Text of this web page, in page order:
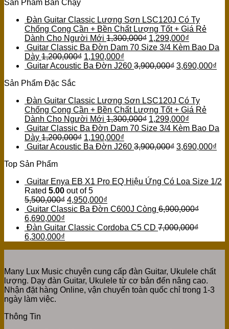
Sản Phẩm Bán Chạy
Đàn Guitar Classic Lương Sơn LSC120J Có Ty
Chống Cong Cần + Bền Chất Lượng Tốt + Giá Rẻ
Dành Cho Người Mới 1,300,000₫ 1,299,000₫
Guitar Classic Ba Đờn Dam 70 Size 3/4 Kèm Bao Da
Dày 1,200,000₫ 1,190,000₫
Guitar Acoustic Ba Đờn J260 3,900,000₫ 3,690,000₫
Sản Phẩm Đặc Sắc
Đàn Guitar Classic Lương Sơn LSC120J Có Ty
Chống Cong Cần + Bền Chất Lượng Tốt + Giá Rẻ
Dành Cho Người Mới 1,300,000₫ 1,299,000₫
Guitar Classic Ba Đờn Dam 70 Size 3/4 Kèm Bao Da
Dày 1,200,000₫ 1,190,000₫
Guitar Acoustic Ba Đờn J260 3,900,000₫ 3,690,000₫
Top Sản Phẩm
Guitar Enya EB X1 Pro EQ Hiệu Ứng Có Loa Size 1/2
Rated 5.00 out of 5
5,500,000₫ 4,950,000₫
Guitar Classic Ba Đờn C600J Còng 6,900,000₫
6,690,000₫
Đàn Guitar Classic Cordoba C5 CD 7,000,000₫
6,300,000₫
Many Lux Music chuyên cung cấp đàn Guitar, Ukulele chất
lượng. Dạy đàn Guitar, Ukulele từ cơ bản đến nâng cao.
Nhận đặt hàng Online, vận chuyển toàn quốc chỉ trong 1-3
ngày làm việc.
Thông Tin